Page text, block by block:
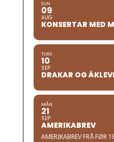
SUN
09
AUG
KONSERTAR MED
TORS
10
SEP
DRAKAR OG
MÅN
21
SEP
AMERIKABREV
AMERIKABREV FRÅ FØR